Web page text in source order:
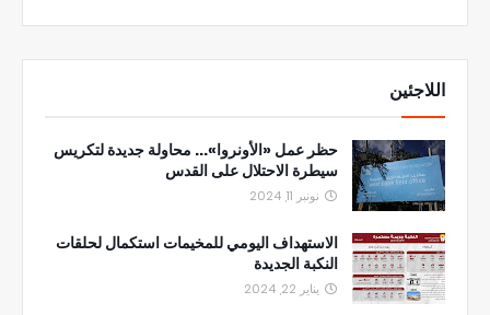
اللاجئين
حظر عمل «الأونروا»... محاولة جديدة لتكريس
سيطرة الاحتلال على القدس
نونبر 11, 2024
الاستهداف اليومي للمخيمات استكمال لحلقات
النكبة الجديدة
يناير 22, 2024